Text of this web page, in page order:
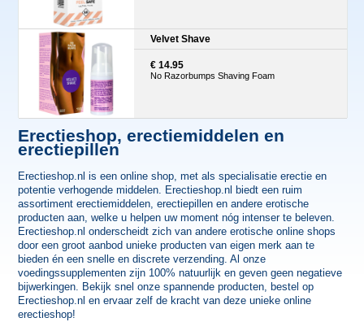
Erectieshop, erectiemiddelen en
erectiepillen
Erectieshop.nl is een online shop, met als specialisatie erectie en
potentie verhogende middelen. Erectieshop.nl biedt een ruim
assortiment erectiemiddelen, erectiepillen en andere erotische
producten aan, welke u helpen uw moment nóg intenser te beleven.
Erectieshop.nl onderscheidt zich van andere erotische online shops
door een groot aanbod unieke producten van eigen merk aan te
bieden én een snelle en discrete verzending. Al onze
voedingssupplementen zijn 100% natuurlijk en geven geen negatieve
bijwerkingen. Bekijk snel onze spannende producten, bestel op
Erectieshop.nl en ervaar zelf de kracht van deze unieke online
erectieshop!
Velvet Shave
€ 14.95
No Razorbumps Shaving Foam